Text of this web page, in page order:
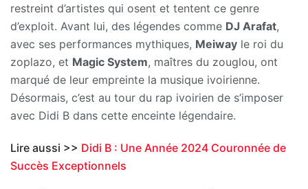
restreint d’artistes qui osent et tentent ce genre
d’exploit. Avant lui, des légendes comme DJ Arafat,
avec ses performances mythiques, Meiway le roi du
zoplazo, et Magic System, maîtres du zouglou, ont
marqué de leur empreinte la musique ivoirienne.
Désormais, c’est au tour du rap ivoirien de s’imposer
avec Didi B dans cette enceinte légendaire.
Lire aussi >> Didi B : Une Année 2024 Couronnée de
Succès Exceptionnels